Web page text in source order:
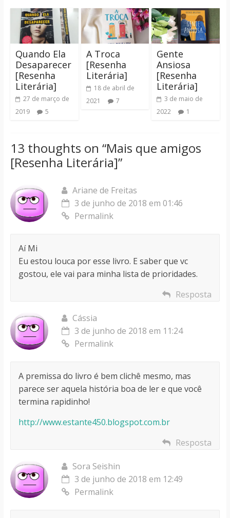
Quando Ela
Desaparecer
[Resenha
Literária]
27 de março de
2019
5
A Troca
[Resenha
Literária]
18 de abril de
2021
7
Gente
Ansiosa
[Resenha
Literária]
3 de maio de
2022
1
13 thoughts on “Mais que amigos
[Resenha Literária]”
Ariane de Freitas
3 de junho de 2018 em 01:46
Permalink
Aí Mi
Eu estou louca por esse livro. E saber que vc
gostou, ele vai para minha lista de prioridades.
Resposta
Cássia
3 de junho de 2018 em 11:24
Permalink
A premissa do livro é bem clichê mesmo, mas
parece ser aquela história boa de ler e que você
termina rapidinho!
http://www.estante450.blogspot.com.br
Resposta
Sora Seishin
3 de junho de 2018 em 12:49
Permalink